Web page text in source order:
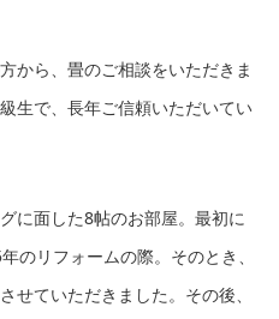
から、畳のご相談をいただきま
生で、長年ご信頼いただいてい
に面した8帖のお部屋。最初に
のリフォームの際。そのとき、
せていただきました。その後、